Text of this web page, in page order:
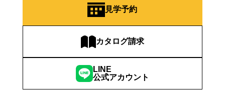
見学予約
カタログ請求
LINE
公式アカウント